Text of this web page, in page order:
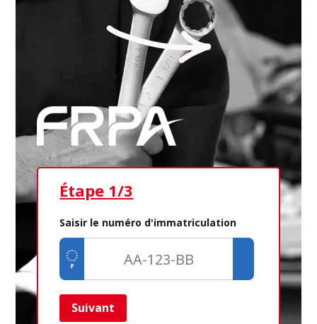
Étape 1/3
Saisir le numéro d'immatriculation
Suivant